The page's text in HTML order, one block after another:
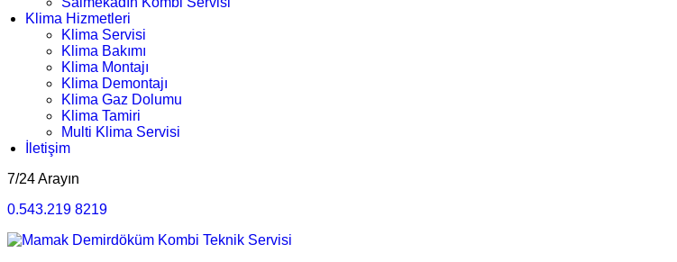
Klima Hizmetleri
Klima Servisi
Klima Bakımı
Klima Montajı
Klima Demontajı
Klima Gaz Dolumu
Klima Tamiri
Multi Klima Servisi
İletişim
7/24 Arayın
0.543.219 8219